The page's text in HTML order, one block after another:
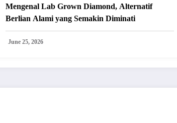
Mengenal Lab Grown Diamond, Alternatif
Berlian Alami yang Semakin Diminati
June 25, 2026